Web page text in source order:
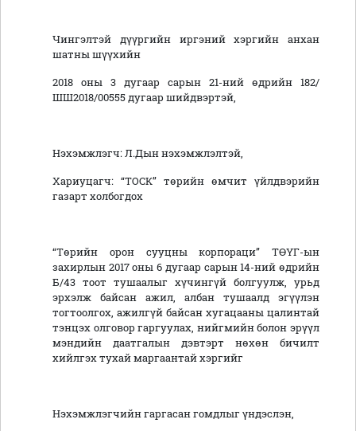
Чингэлтэй дүүргийн иргэний хэргийн анхан
шатны шүүхийн
2018 оны 3 дугаар сарын 21-ний өдрийн 182/
ШШ2018/00555 дугаар шийдвэртэй,
Нэхэмжлэгч: Л.Дын нэхэмжлэлтэй,
Хариуцагч: “ТОСК” төрийн өмчит үйлдвэрийн
газарт холбогдох
“Төрийн орон сууцны корпораци” ТӨҮГ-ын
захирлын 2017 оны 6 дугаар сарын 14-ний өдрийн
Б/43 тоот тушаалыг хүчингүй болгуулж, урьд
эрхэлж байсан ажил, албан тушаалд эгүүлэн
тогтоолгох, ажилгүй байсан хугацааны цалинтай
тэнцэх олговор гаргуулах, нийгмийн болон эрүүл
мэндийн даатгалын дэвтэрт нөхөн бичилт
хийлгэх тухай маргаантай хэргийг
Нэхэмжлэгчийн гаргасан гомдлыг үндэслэн,